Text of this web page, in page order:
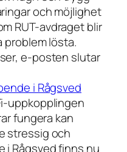
och möjlighet
RUT-avdraget blir
problem lösta.
e-posten slutar
i Rågsved
uppkopplingen
fungera kan
stressig och
i Rågsved finns nu